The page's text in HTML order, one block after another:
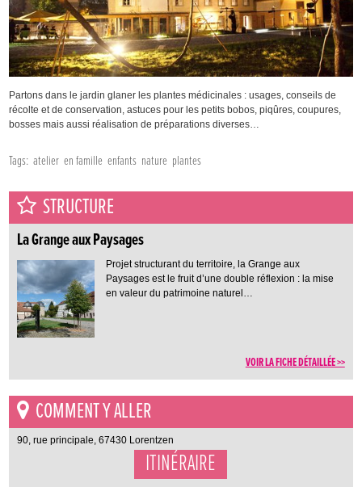
Partons dans le jardin glaner les plantes médicinales : usages, conseils de
récolte et de conservation, astuces pour les petits bobos, piqûres, coupures,
bosses mais aussi réalisation de préparations diverses…
Tags: atelier en famille enfants nature plantes
STRUCTURE
La Grange aux Paysages
Projet structurant du territoire, la Grange aux
Paysages est le fruit d’une double réflexion : la mise
en valeur du patrimoine naturel…
VOIR LA FICHE DÉTAILLÉE >>
COMMENT Y ALLER
90, rue principale, 67430 Lorentzen
ITINÉRAIRE